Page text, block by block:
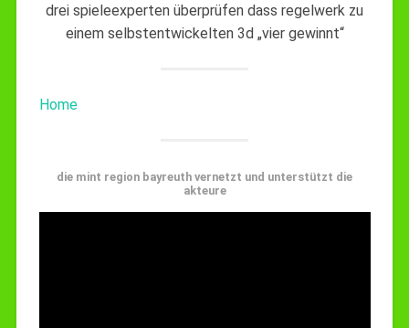
drei spieleexperten überprüfen dass regelwerk zu
einem selbstentwickelten 3d „vier gewinnt“
Home
die mint region bayreuth vernetzt und unterstützt die
akteure